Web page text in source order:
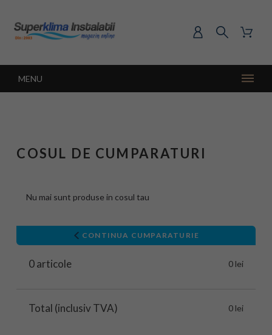
MENU
COSUL DE CUMPARATURI
Nu mai sunt produse in cosul tau
CONTINUA CUMPARATURIE
0 articole 0 lei
Total (inclusiv TVA) 0 lei